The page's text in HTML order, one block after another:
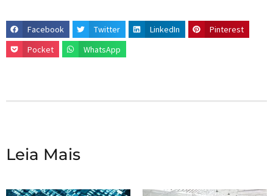
Facebook Twitter LinkedIn
Pinterest
Pocket
WhatsApp
Leia Mais